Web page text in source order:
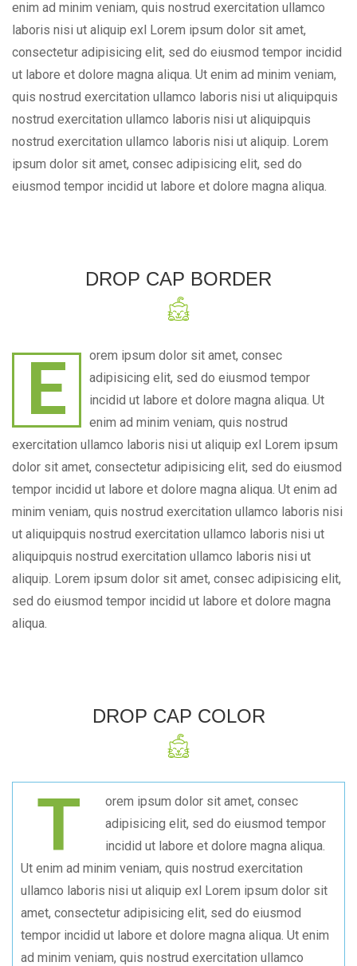
enim ad minim veniam, quis nostrud exercitation ullamco
laboris nisi ut aliquip exl Lorem ipsum dolor sit amet,
consectetur adipisicing elit, sed do eiusmod tempor incidid
ut labore et dolore magna aliqua. Ut enim ad minim veniam,
quis nostrud exercitation ullamco laboris nisi ut aliquipquis
nostrud exercitation ullamco laboris nisi ut aliquipquis
nostrud exercitation ullamco laboris nisi ut aliquip. Lorem
ipsum dolor sit amet, consec adipisicing elit, sed do
eiusmod tempor incidid ut labore et dolore magna aliqua.
DROP CAP BORDER
Eorem ipsum dolor sit amet, consec
adipisicing elit, sed do eiusmod tempor
incidid ut labore et dolore magna aliqua. Ut
enim ad minim veniam, quis nostrud
exercitation ullamco laboris nisi ut aliquip exl Lorem ipsum
dolor sit amet, consectetur adipisicing elit, sed do eiusmod
tempor incidid ut labore et dolore magna aliqua. Ut enim ad
minim veniam, quis nostrud exercitation ullamco laboris nisi
ut aliquipquis nostrud exercitation ullamco laboris nisi ut
aliquipquis nostrud exercitation ullamco laboris nisi ut
aliquip. Lorem ipsum dolor sit amet, consec adipisicing elit,
sed do eiusmod tempor incidid ut labore et dolore magna
aliqua.
DROP CAP COLOR
T
orem ipsum dolor sit amet, consec
adipisicing elit, sed do eiusmod tempor
incidid ut labore et dolore magna aliqua.
Ut enim ad minim veniam, quis nostrud exercitation
ullamco laboris nisi ut aliquip exl Lorem ipsum dolor sit
amet, consectetur adipisicing elit, sed do eiusmod
tempor incidid ut labore et dolore magna aliqua. Ut enim
ad minim veniam, quis nostrud exercitation ullamco